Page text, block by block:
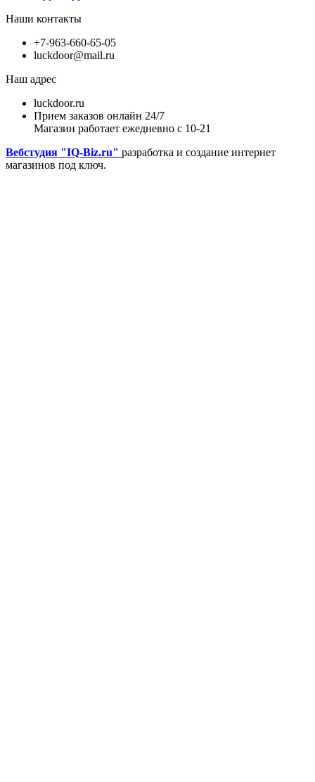
Наши контакты
+7-963-660-65-05
luckdoor@mail.ru
Наш адрес
luckdoor.ru
Прием заказов онлайн 24/7
Магазин работает ежедневно с 10-21
Вебстудия "IQ-Biz.ru" разработка и создание интернет
магазинов под ключ.